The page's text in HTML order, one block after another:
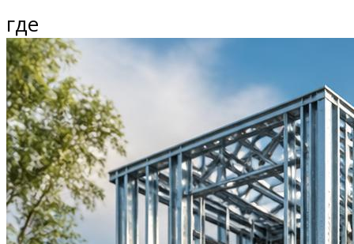
где